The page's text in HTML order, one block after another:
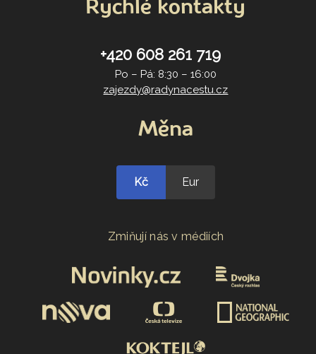
Rychlé kontakty
+420 608 261 719
Po – Pá: 8:30 – 16:00
zajezdy@radynacestu.cz
Měna
Kč Eur
Zmiňují nás v médiích